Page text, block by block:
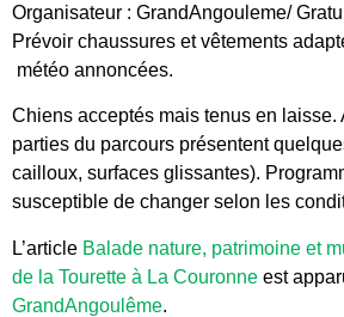
Organisateur : GrandAngouleme/
Prévoir chaussures et vêtements
météo annoncées.
Chiens acceptés mais tenus en laisse.
parties du parcours présentent
cailloux, surfaces glissantes).
susceptible de changer selon les
L’article Balade nature, patrimoine et
de la Tourette à La Couronne est
GrandAngoulême.